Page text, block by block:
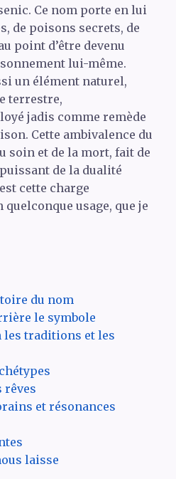
Ce nom porte en lui
de poisons secrets, de
point d’être devenu
lui-même.
un élément naturel,
terrestre,
jadis comme remède
Cette ambivalence du
soin et de la mort, fait de
de la dualité
cette charge
usage, que je
du nom
le symbole
les traditions et les
rêves
et résonances
laisse